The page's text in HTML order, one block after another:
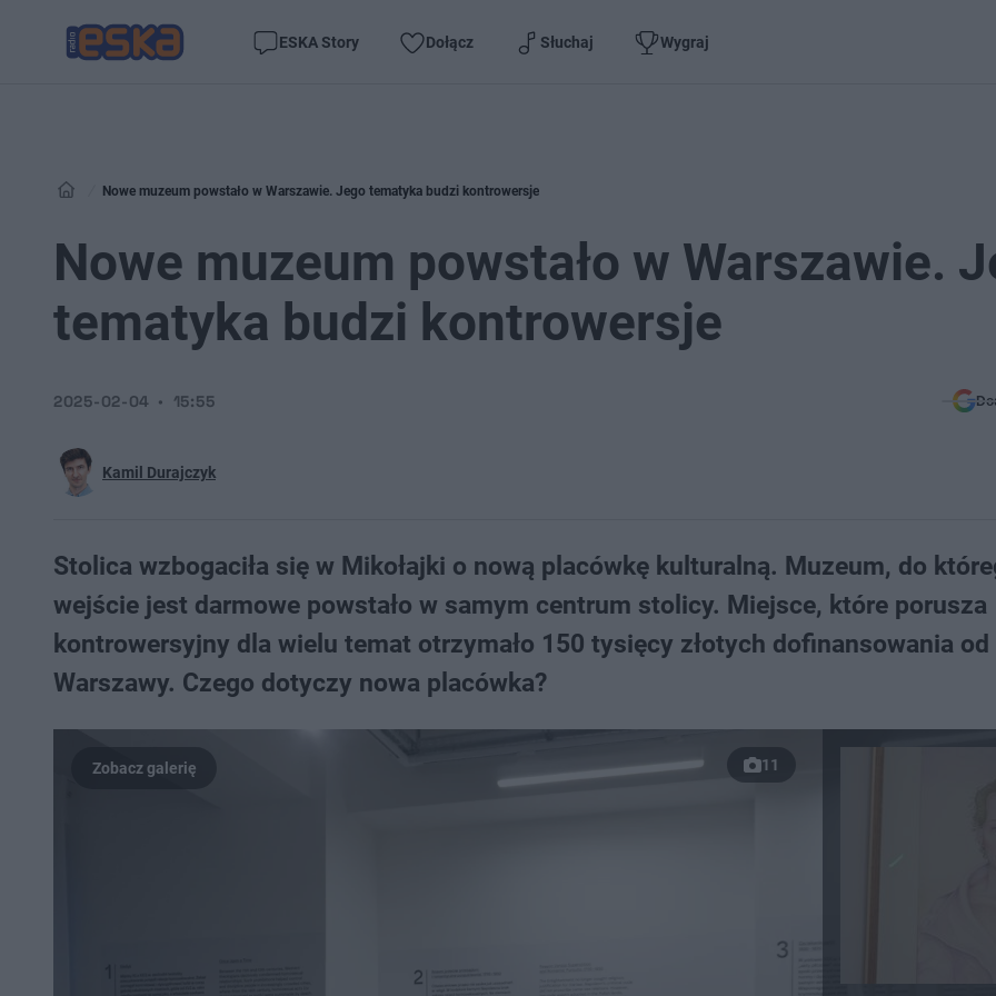
ESKA Story Dołącz Słuchaj Wygraj
Nowe muzeum powstało w Warszawie. Jego tematyka budzi kontrowersje
Nowe muzeum powstało w Warszawie.
tematyka budzi kontrowersje
Kamil Durajczyk
2025-02-04 15:55
Stolica wzbogaciła się w Mikołajki o nową placówkę kulturalną. Muzeum, do
wejście jest darmowe powstało w samym centrum stolicy. Miejsce, które porusza
kontrowersyjny dla wielu temat otrzymało 150 tysięcy złotych dofinansowania od
Warszawy. Czego dotyczy nowa placówka?
11